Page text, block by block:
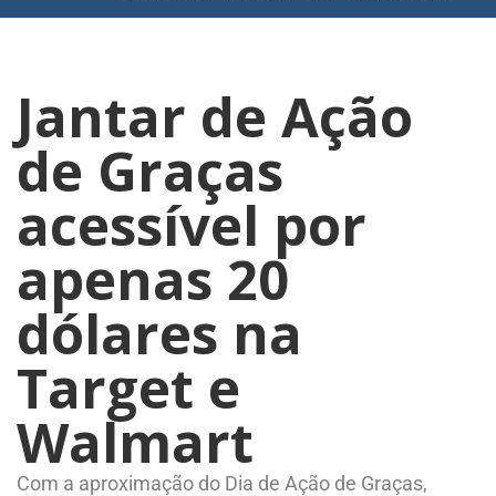
Jantar de Ação
de Graças
acessível por
apenas 20
dólares na
Target e
Walmart
Com a aproximação do Dia de Ação de Graças,